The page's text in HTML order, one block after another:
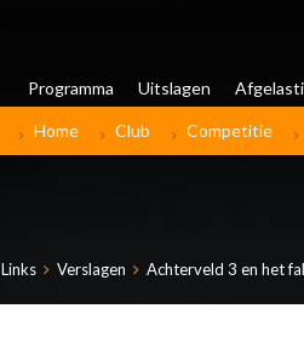
Programma Uitslagen
Home Club Competitie
Links Verslagen Achterveld 3 en het